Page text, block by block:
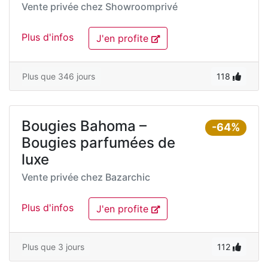
Vente privée chez Showroomprivé
Plus d'infos J'en profite
Plus que 346 jours 118
-64%
Bougies Bahoma –
Bougies parfumées de
luxe
Vente privée chez Bazarchic
Plus d'infos J'en profite
Plus que 3 jours 112